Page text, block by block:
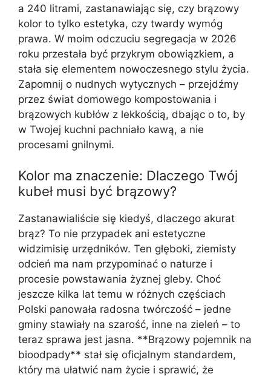
a 240 litrami, zastanawiając się, czy brązowy
kolor to tylko estetyka, czy twardy wymóg
prawa. W moim odczuciu segregacja w 2026
roku przestała być przykrym obowiązkiem, a
stała się elementem nowoczesnego stylu życia.
Zapomnij o nudnych wytycznych – przejdźmy
przez świat domowego kompostowania i
brązowych kubłów z lekkością, dbając o to, by
w Twojej kuchni pachniało kawą, a nie
procesami gnilnymi.
Kolor ma znaczenie: Dlaczego Twój
kubeł musi być brązowy?
Zastanawialiście się kiedyś, dlaczego akurat
brąz? To nie przypadek ani estetyczne
widzimisię urzędników. Ten głęboki, ziemisty
odcień ma nam przypominać o naturze i
procesie powstawania żyznej gleby. Choć
jeszcze kilka lat temu w różnych częściach
Polski panowała radosna twórczość – jedne
gminy stawiały na szarość, inne na zieleń – to
teraz sprawa jest jasna. **Brązowy pojemnik na
bioodpady** stał się oficjalnym standardem,
który ma ułatwić nam życie i sprawić, że